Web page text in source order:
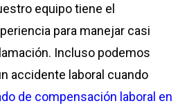
equipo tiene el
para manejar casi
Incluso podemos
accidente laboral cuando
de compensación laboral en